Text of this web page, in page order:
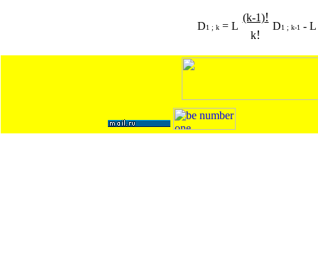
D1 ; k= L
(k-1)!
k!
D1 ; k-1 -